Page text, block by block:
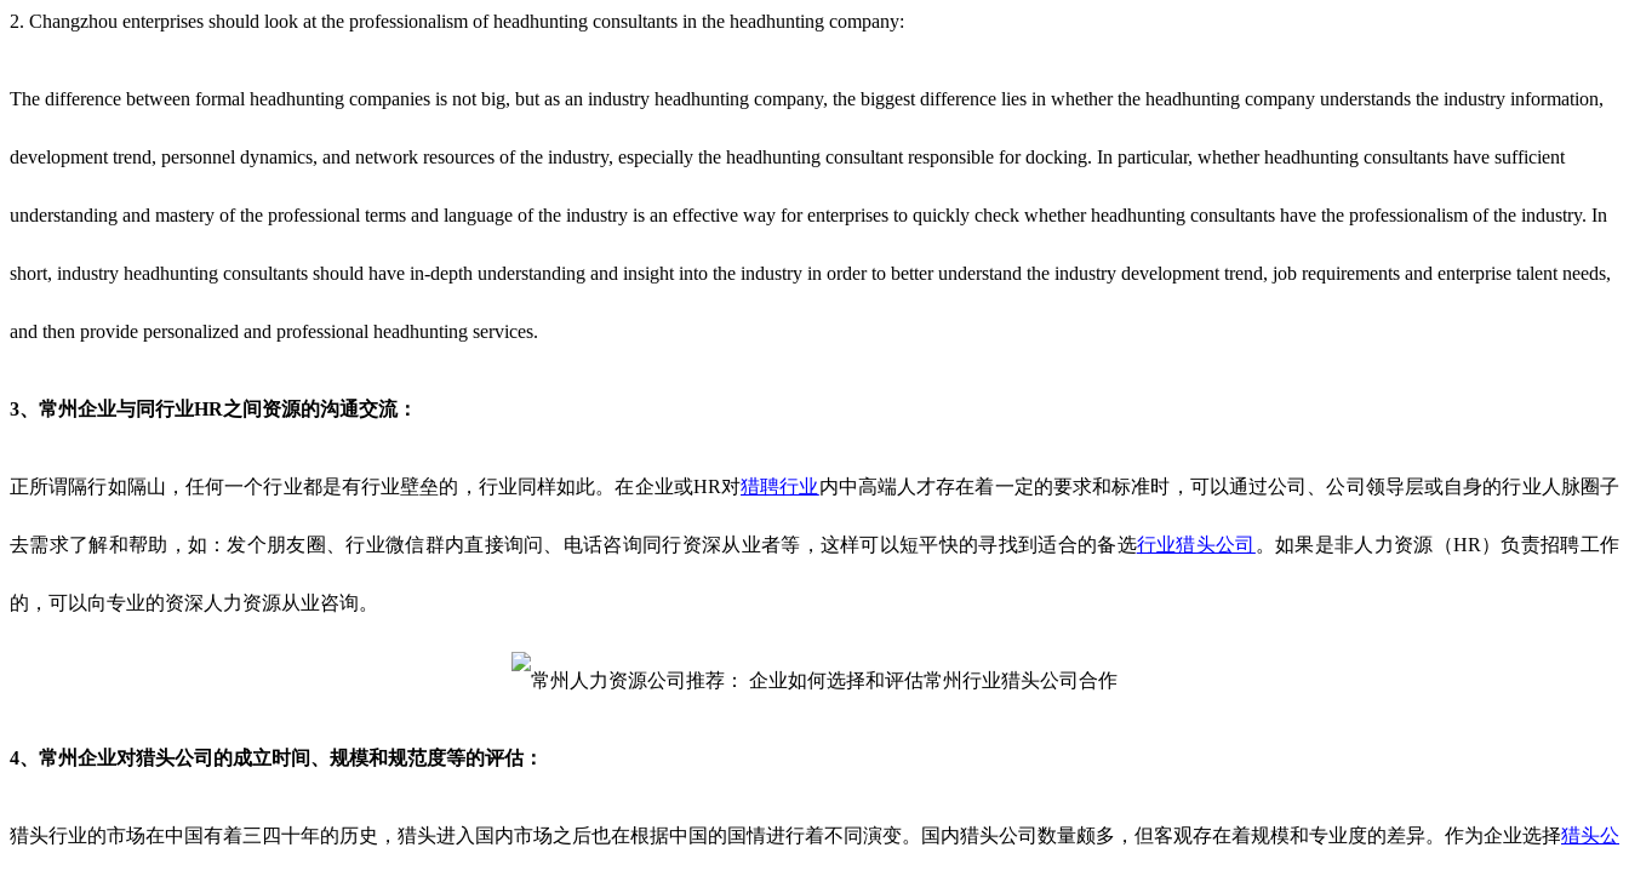
2. Changzhou enterprises should look at the professionalism of headhunting consultants in the headhunting company:
The difference between formal headhunting companies is not big, but as an industry headhunting company, the biggest difference lies in whether the headhunting company understands the industry information,
development trend, personnel dynamics, and network resources of the industry, especially the headhunting consultant responsible for docking. In particular, whether headhunting consultants have sufficient
understanding and mastery of the professional terms and language of the industry is an effective way for enterprises to quickly check whether headhunting consultants have the professionalism of the industry. In
short, industry headhunting consultants should have in-depth understanding and insight into the industry in order to better understand the industry development trend, job requirements and enterprise talent needs,
and then provide personalized and professional headhunting services.
3、 常州企业与同行业HR之间资源的沟通交流：
正所谓隔行如隔山，任何一个行业都是有行业壁垒的，行业同样如此。在企业或HR对猎聘行业内中高端人才存在着一定的要求和标准时，可以通过公司、公司领导层或自身的行业人脉圈子
去需求了解和帮助，如：发个朋友圈、行业微信群内直接询问、电话咨询同行资深从业者等，这样可以短平快的寻找到适合的备选行业猎头公司 。如果是非人力资源（HR）负责招聘工作
的，可以向专业的资深人力资源从业咨询。
4、 常州企业对猎头公司的成立时间、规模和规范度等的评估：
猎头行业的市场在中国有着三四十年的历史，猎头进入国内市场之后也在根据中国的国情进行着不同演变。国内猎头公司数量颇多，但客观存在着规模和专业度的差异。作为企业选择猎头公